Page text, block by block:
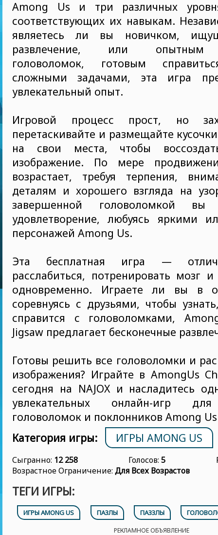
Among Us и три различных
соответствующих их навыкам.
являетесь ли вы новичком,
развлечение, или опытным
головоломок, готовым
сложными задачами, эта игра
увлекательный опыт.
Игровой процесс прост, но
перетаскивайте и размещайте
на свои места, чтобы
изображение. По мере
возрастает, требуя терпения,
деталям и хорошего взгляда на
завершенной головоломкой вы
удовлетворение, любуясь яркими
персонажей Among Us.
Эта бесплатная игра —
расслабиться, потренировать мозг и
одновременно. Играете ли вы в
соревнуясь с друзьями, чтобы
справится с головоломками,
Jigsaw предлагает бесконечные
Готовы решить все головоломки и
изображения? Играйте в AmongUs
сегодня на NAJOX и насладитесь
увлекательных онлайн-игр
головоломок и поклонников Among
Категория игры:
ИГРЫ AMONG US
Сыгранно: 12 258 Голосов: 5
Возрастное Ограничение: Для Всех Возрастов
ТЕГИ ИГРЫ:
ИГРЫ AMONG US ПАЗЛЫ ПАЗЗЛЫ
РЕКЛАМНОЕ ОБЪЯВЛЕНИЕ